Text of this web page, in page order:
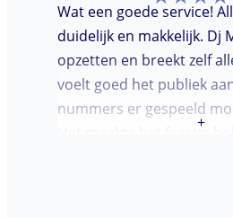
Wat een goede service!
duidelijk en makkelijk. Dj
opzetten en breekt zelf
voelt goed het publiek
nummers er gespeeld
Het maakte het feestje
+